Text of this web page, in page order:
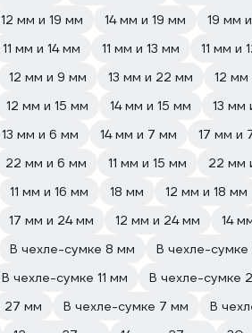
12 мм и 19 мм 14 мм и 19 мм 19 мм
11 мм и 14 мм 11 мм и 13 мм 11 мм и
12 мм и 9 мм 13 мм и 22 мм 12
12 мм и 15 мм 14 мм и 15 мм 13 мм
13 мм и 6 мм 14 мм и 7 мм 17 мм и
22 мм и 6 мм 11 мм и 15 мм 22 мм
11 мм и 16 мм 18 мм 12 мм и 18 мм
17 мм и 24 мм 12 мм и 24 мм 14
В чехле-сумке 8 мм В чехле-сумке
В чехле-сумке 11 мм В чехле-сумке
27 мм В чехле-сумке 7 мм В